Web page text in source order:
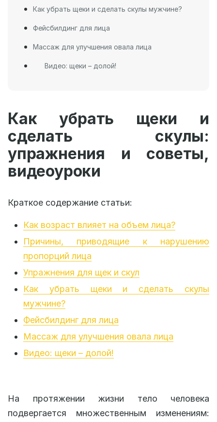
Как убрать щеки и сделать скулы мужчине?
Фейсбилдинг для лица
Массаж для улучшения овала лица
Видео: щеки – долой!
Как убрать щеки и
сделать скулы:
упражнения и советы,
видеоуроки
Краткое содержание статьи:
Как возраст влияет на объем лица?
Причины, приводящие к нарушению
пропорций лица
Упражнения для щек и скул
Как убрать щеки и сделать скулы
мужчине?
Фейсбилдинг для лица
Массаж для улучшения овала лица
Видео: щеки – долой!
На протяжении жизни тело человека
подвергается множественным изменениям: